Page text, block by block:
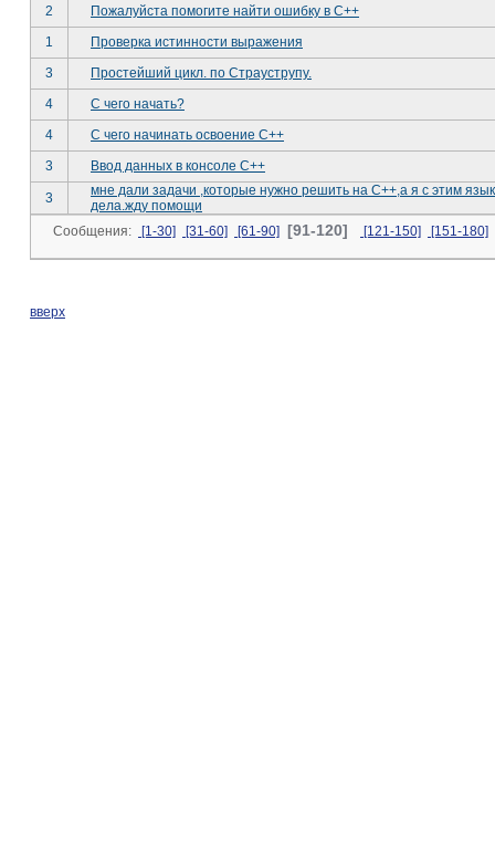
2
Пожалуйста помогите найти ошибку в C++
1
Проверка истинности выражения
3
Простейший цикл. по Страуструпу.
4
С чего начать?
4
С чего начинать освоение С++
3
Ввод данных в консоле C++
3
мне дали задачи ,которые нужно решить на C++,а я с этим
дела.жду помощи
Сообщения:
[1-30] [31-60] [61-90] [91-120] [121-150] [151-180]
вверх